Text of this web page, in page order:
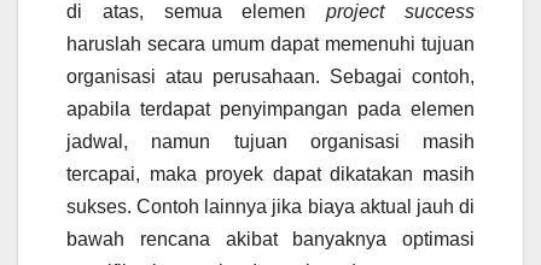
di atas, semua elemenproject success
haruslah secara umum dapat memenuhi tujuan
organisasi atau perusahaan. Sebagai contoh,
apabila terdapat penyimpangan pada elemen
jadwal, namun tujuan organisasi masih
tercapai, maka proyek dapat dikatakan masih
sukses. Contoh lainnya jika biaya aktual jauh di
bawah rencana akibat banyaknya optimasi